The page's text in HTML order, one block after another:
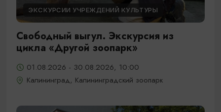
ЭКСКУРСИИ УЧРЕЖДЕНИЙ КУЛЬТУРЫ
Свободный выгул. Экскурсия из
цикла «Другой зоопарк»
01.08.2026 - 30.08.2026, 10:00
Калининград, Калининградский зоопарк